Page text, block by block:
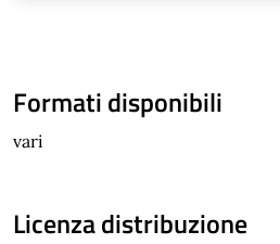
Formati disponibili
vari
Licenza distribuzione